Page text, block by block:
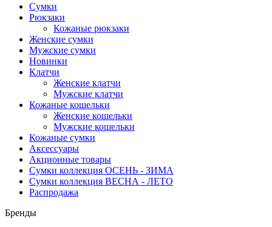
Сумки
Рюкзаки
Кожаные рюкзаки
Женские сумки
Мужские сумки
Новинки
Клатчи
Женские клатчи
Мужские клатчи
Кожаные кошельки
Женские кошельки
Мужские кошельки
Кожаные сумки
Аксессуары
Акционные товары
Сумки коллекция ОСЕНЬ - ЗИМА
Сумки коллекция ВЕСНА - ЛЕТО
Распродажа
Бренды